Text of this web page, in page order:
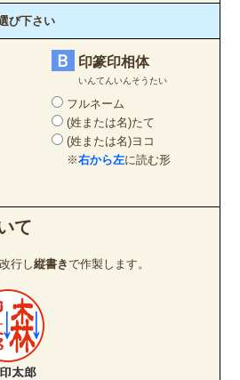
び下さい
Ｂ 印篆印相体
いんてんいんそうたい
フルネーム
(姓または名)たて
(姓または名)ヨコ
※右から左に読む形
て
行し縦書きで作製します。